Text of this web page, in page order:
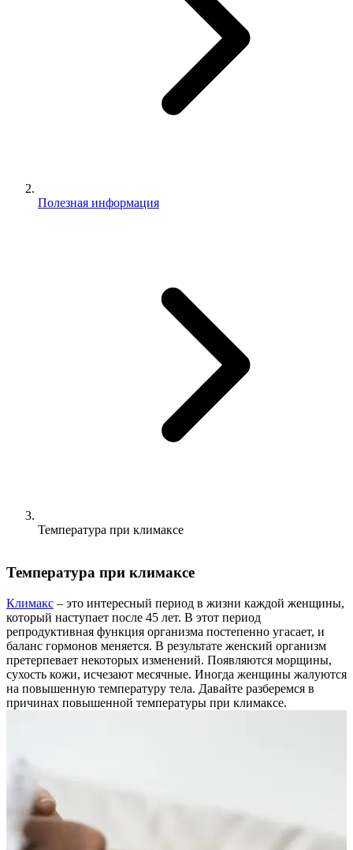
Полезная информация
Температура при климаксе
Температура при климаксе
Климакс – это интересный период в жизни каждой женщины,
который наступает после 45 лет. В этот период
репродуктивная функция организма постепенно угасает, и
баланс гормонов меняется. В результате женский организм
претерпевает некоторых изменений. Появляются морщины,
сухость кожи, исчезают месячные. Иногда женщины жалуются
на повышенную температуру тела. Давайте разберемся в
причинах повышенной температуры при климаксе.